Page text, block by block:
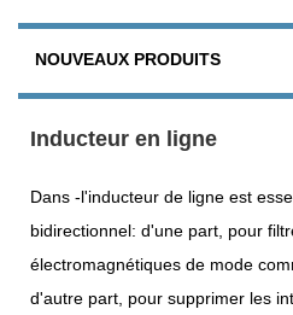
NOUVEAUX PRODUITS
Inducteur en ligne
Dans -l'inducteur de ligne est
bidirectionnel: d'une part, pour
électromagnétiques de mode
d'autre part, pour supprimer les